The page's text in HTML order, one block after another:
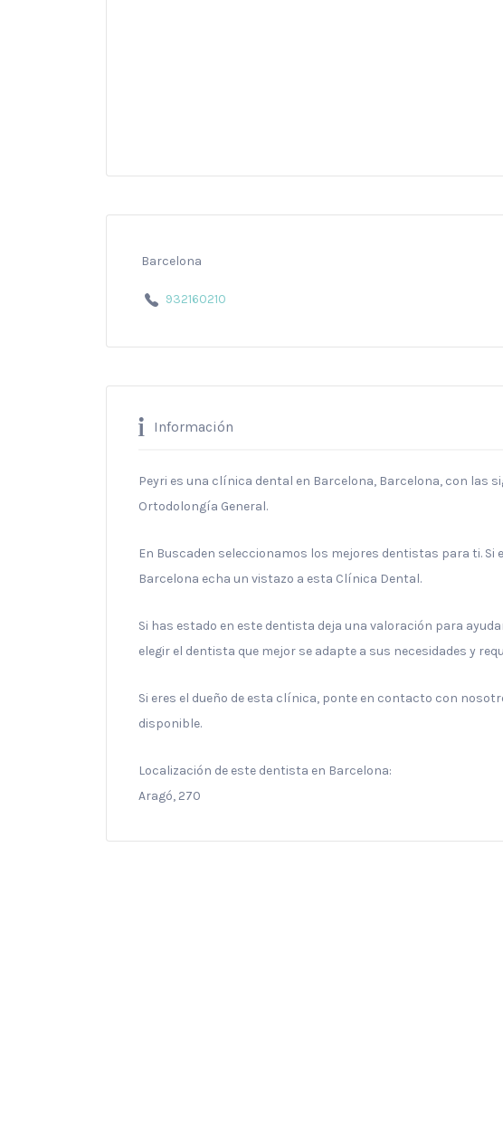
Barcelona
932160210
Información
Peyri es una clínica dental en Barcelona, Barcelona, con las
Ortodolongía General.
En Buscaden seleccionamos los mejores dentistas para ti.
Barcelona echa un vistazo a esta Clínica Dental.
Si has estado en este dentista deja una valoración para
elegir el dentista que mejor se adapte a sus necesidades y
Si eres el dueño de esta clínica, ponte en contacto con
disponible.
Localización de este dentista en Barcelona:
Aragó, 270